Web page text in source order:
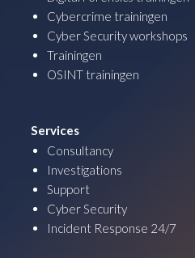
Cybercrime trainingen
Cyber Security workshops
Trainingen
OSINT trainingen
Services
Consultancy
Investigations
Support
Cyber Security
Incident Response 24/7